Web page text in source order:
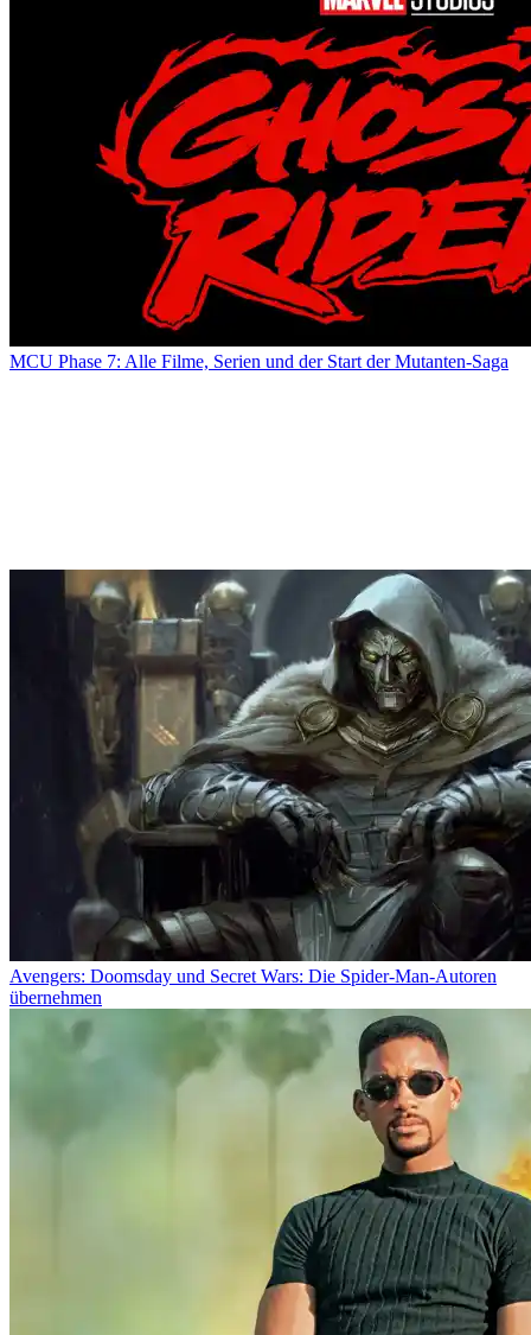
MCU Phase 7: Alle Filme, Serien und der Start der Mutanten-Saga
Avengers: Doomsday und Secret Wars: Die Spider-Man-Autoren
übernehmen